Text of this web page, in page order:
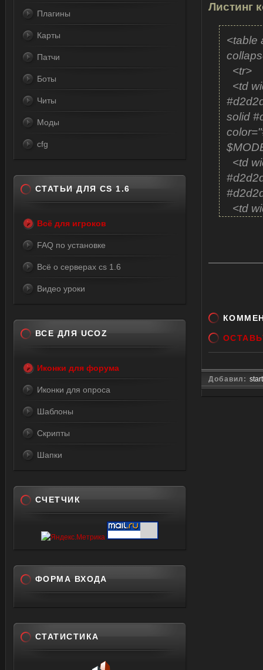
Листинг
<table
<tr>
<td
solid
<td
<td
<a
Добавил:
Плагины
Карты
Патчи
Боты
Читы
Моды
cfg
СТАТЬИ ДЛЯ CS 1.6
Всё для игроков
FAQ по установке
Всё о серверах cs 1.6
Видео уроки
ВСЕ ДЛЯ UCOZ
Иконки для форума
Иконки для опроса
Шаблоны
Скрипты
Шапки
СЧЕТЧИК
ФОРМА ВХОДА
СТАТИСТИКА